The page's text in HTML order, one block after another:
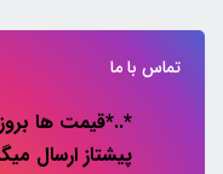
تماس با ما
*..*قیمت ها
پیشتاز ارسال